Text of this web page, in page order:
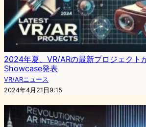
2024年夏、VR/ARの最新プロジェクト
Showcase発表
VR/ARニュース
2024年4月21日9:15